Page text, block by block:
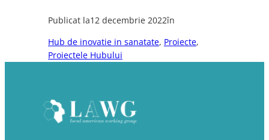
Publicat la12 decembrie 2022în
Hub de inovatie in sanatate, Proiecte
Proiectele Hubului